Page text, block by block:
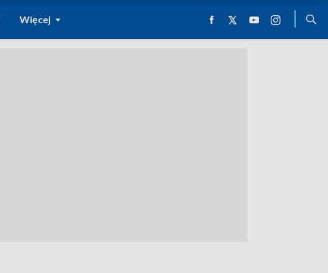
Więcej